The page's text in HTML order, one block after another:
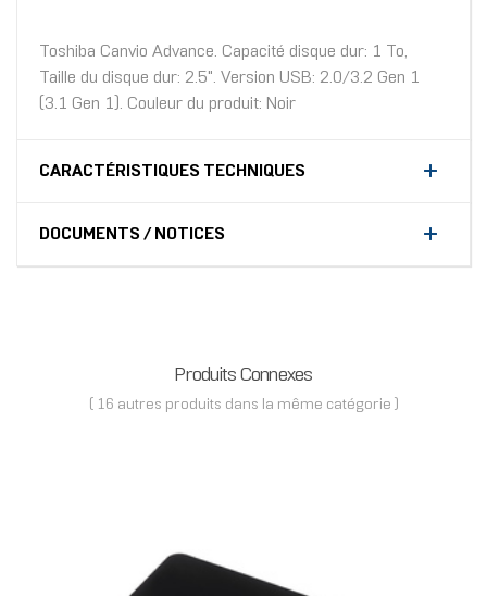
Toshiba Canvio Advance. Capacité disque dur: 1 To,
Taille du disque dur: 2.5". Version USB: 2.0/3.2 Gen 1
(3.1 Gen 1). Couleur du produit: Noir
CARACTÉRISTIQUES TECHNIQUES
DOCUMENTS / NOTICES
Produits Connexes
( 16 autres produits dans la même catégorie )